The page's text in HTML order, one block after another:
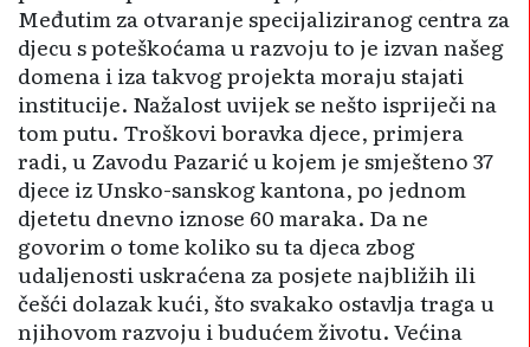
Međutim za otvaranje specijaliziranog centra za
djecu s poteškoćama u razvoju to je izvan našeg
domena i iza takvog projekta moraju stajati
institucije. Nažalost uvijek se nešto ispriječi na
tom putu. Troškovi boravka djece, primjera
radi, u Zavodu Pazarić u kojem je smješteno 37
djece iz Unsko-sanskog kantona, po jednom
djetetu dnevno iznose 60 maraka. Da ne
govorim o tome koliko su ta djeca zbog
udaljenosti uskraćena za posjete najbližih ili
češći dolazak kući, što svakako ostavlja traga u
njihovom razvoju i budućem životu. Većina